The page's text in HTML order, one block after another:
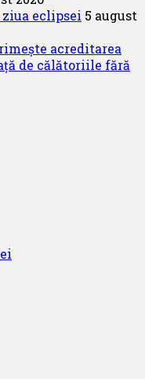
eclipsei 5 august
acreditarea
de călătoriile fără